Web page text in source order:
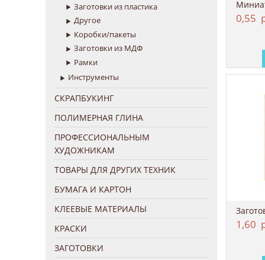
Заготовки из пластика
Другое
Коробки/пакеты
Заготовки из МДФ
Рамки
Инструменты
СКРАПБУКИНГ
ПОЛИМЕРНАЯ ГЛИНА
ПРОФЕССИОНАЛЬНЫМ
ХУДОЖНИКАМ
ТОВАРЫ ДЛЯ ДРУГИХ ТЕХНИК
БУМАГА И КАРТОН
КЛЕЕВЫЕ МАТЕРИАЛЫ
КРАСКИ
ЗАГОТОВКИ
0,55
1,60